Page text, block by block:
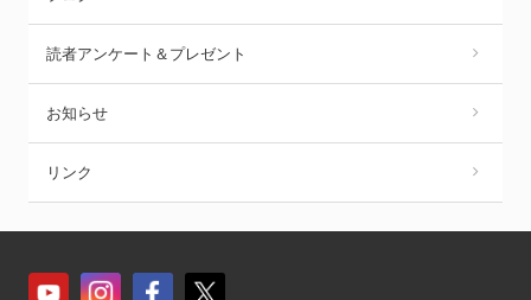
読者アンケート＆プレゼント
お知らせ
リンク